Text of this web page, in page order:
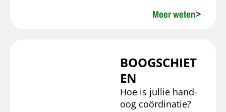
Meer weten
BOOGSCHIET
EN
Hoe is jullie hand-
oog coördinatie?